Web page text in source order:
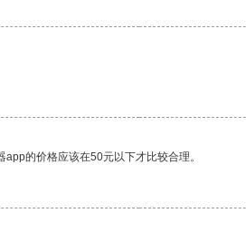
的价格应该在50元以下才比较合理。